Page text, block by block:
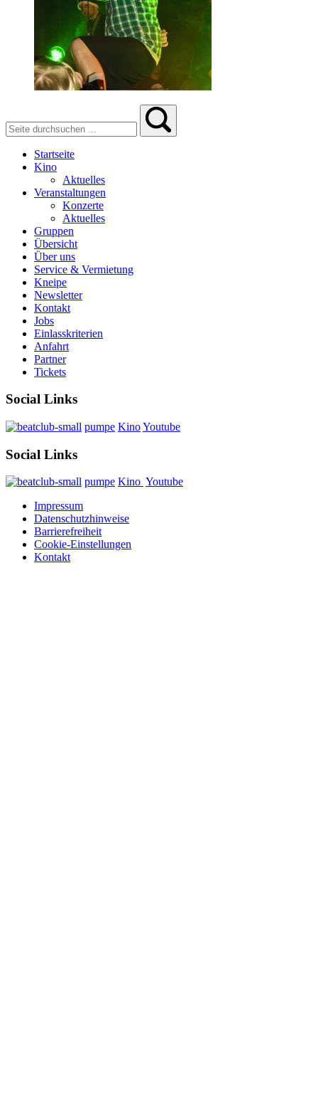
Startseite
Kino
Aktuelles
Veranstaltungen
Konzerte
Aktuelles
Gruppen
Übersicht
Über uns
Service & Vermietung
Kneipe
Newsletter
Kontakt
Jobs
Einlasskriterien
Anfahrt
Partner
Tickets
Social Links
pumpe KinoYoutube
Social Links
pumpe Kino Youtube
Impressum
Datenschutzhinweise
Barrierefreiheit
Cookie-Einstellungen
Kontakt